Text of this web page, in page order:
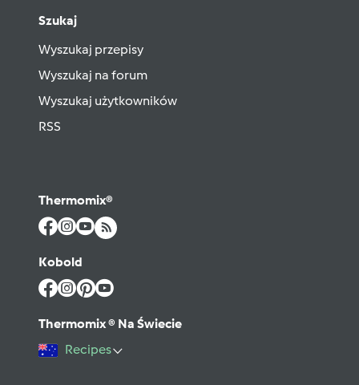
Szukaj
Wyszukaj przepisy
Wyszukaj na forum
Wyszukaj użytkowników
RSS
Thermomix®
Kobold
Thermomix ® Na Świecie
Recipes